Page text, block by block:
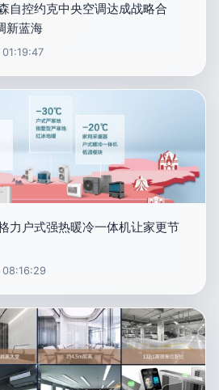
自控约克中央空调达成战略合
新蓝海
力户式强热暖冷一体机让家更节